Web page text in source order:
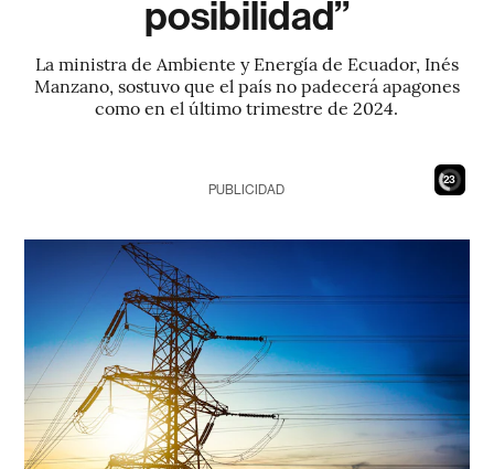
posibilidad”
La ministra de Ambiente y Energía de Ecuador, Inés
Manzano, sostuvo que el país no padecerá apagones
como en el último trimestre de 2024.
21
PUBLICIDAD